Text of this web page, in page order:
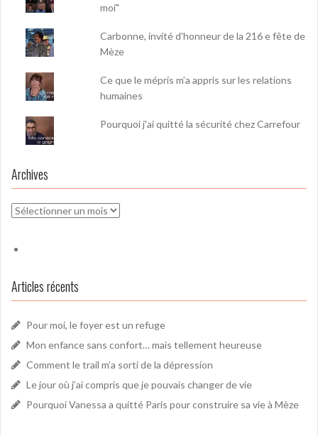
moi"
Carbonne, invité d'honneur de la 216 e fête de
Mèze
Ce que le mépris m’a appris sur les relations
humaines
Pourquoi j'ai quitté la sécurité chez Carrefour
Archives
Archives
Articles récents
Pour moi, le foyer est un refuge
Mon enfance sans confort… mais tellement heureuse
Comment le trail m’a sorti de la dépression
Le jour où j’ai compris que je pouvais changer de vie
Pourquoi Vanessa a quitté Paris pour construire sa vie à Mèze